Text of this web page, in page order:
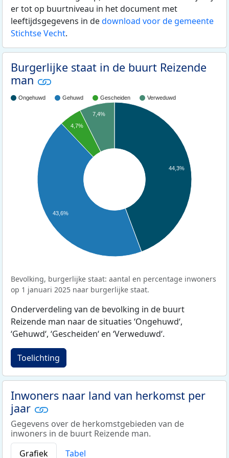
er tot op buurtniveau in het document met
leeftijdsgegevens in dedownload voor de gemeente
Stichtse Vecht.
Burgerlijke staat in de buurt Reizende
man
Ongehuwd Gehuwd Gescheiden Verweduwd
44,3%
7,4%
4,7%
43,6%
Bevolking, burgerlijke staat: aantal en percentage inwoners
op 1 januari 2025 naar burgerlijke staat.
Onderverdeling van de bevolking in de buurt
Reizende man naar de situaties ‘Ongehuwd‘,
‘Gehuwd‘, ‘Gescheiden‘ en ‘Verweduwd‘.
Toelichting
Inwoners naar land van herkomst per
jaar
Gegevens over de herkomstgebieden van de
inwoners in de buurt Reizende man.
Grafiek
Tabel